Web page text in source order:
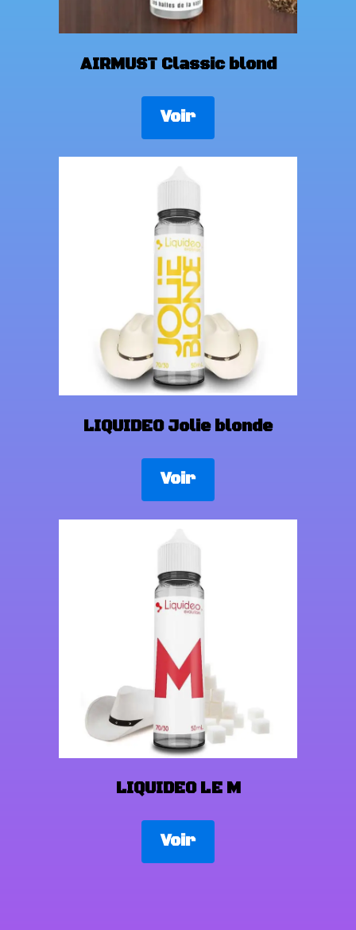
AIRMUST Classic blond
Voir
LIQUIDEO Jolie blonde
Voir
LIQUIDEO LE M
Voir